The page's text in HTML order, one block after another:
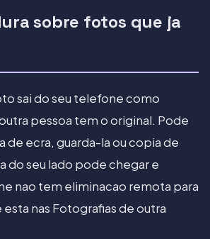
sobre fotos que ja
sai do seu telefone como
pessoa tem o original. Pode
de ecra, guarda-la ou copia de
do seu lado pode chegar e
nao tem eliminacao remota para
nas Fotografias de outra